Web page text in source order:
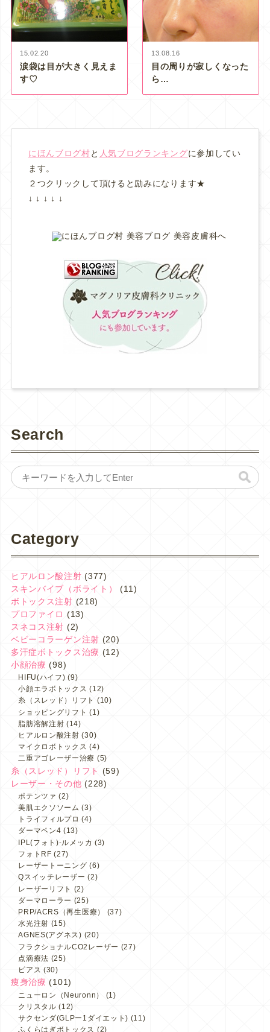
15.02.20
涙袋は目が大きく見えま
す♡
13.08.16
目の周りが寂しくなった
ら…
にほんブログ村と 人気ブログランキングに参加してい
ます。
２つクリックして頂けると励みになります★
↓ ↓ ↓ ↓ ↓
Search
Category
ヒアルロン酸注射 (377)
スキンバイブ（ボライト）
(11)
ボトックス注射 (218)
プロファイロ (13)
スネコス注射 (2)
ベビーコラーゲン注射 (20)
多汗症ボトックス治療 (12)
小顔治療 (98)
HIFU(ハイフ) (9)
小顔エラボトックス (12)
糸（スレッド）リフト (10)
ショッピングリフト (1)
脂肪溶解注射 (14)
ヒアルロン酸注射 (30)
マイクロボトックス (4)
二重アゴレーザー治療 (5)
糸（スレッド）リフト
(59)
レーザー・その他 (228)
ポテンツァ (2)
美肌エクソソーム (3)
トライフィルプロ (4)
ダーマペン4 (13)
IPL(フォト)-ルメッカ (3)
フォトRF (27)
レーザートーニング (6)
Qスイッチレーザー (2)
レーザーリフト (2)
ダーマローラー (25)
PRP/ACRS（再生医療）
(37)
水光注射 (15)
AGNES(アグネス) (20)
フラクショナルCO2レーザー (27)
点滴療法 (25)
ピアス (30)
痩身治療 (101)
ニューロン（Neuronn）
(1)
クリスタル (12)
サクセンダ(GLPー1ダイエット) (11)
ふくらはぎボトックス (2)